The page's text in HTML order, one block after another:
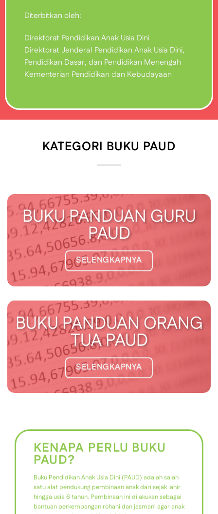
Diterbitkan oleh:
Direktorat Pendidikan Anak Usia Dini
Direktorat Jenderal Pendidikan Anak Usia Dini,
Pendidikan Dasar, dan Pendidikan Menengah
Kementerian Pendidikan dan Kebudayaan
KATEGORI BUKU PAUD
BUKU PANDUAN GURU
PAUD
SELENGKAPNYA
BUKU PANDUAN ORANG
TUA PAUD
SELENGKAPNYA
KENAPA PERLU BUKU
PAUD?
Buku Pendidikan Anak Usia Dini (PAUD) adalah salah
satu alat pendukung pembinaan anak dari sejak lahir
hingga usia 6 tahun. Pembinaan ini dilakukan sebagai
bantuan perkembangan rohani dan jasmani agar anak